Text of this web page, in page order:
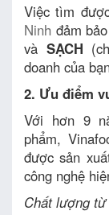
Việc tìm
Ninh đảm
và SẠCH
doanh của
2. Ưu điểm
Với hơn 9
phẩm,
được sản
công nghệ
Chất lượng